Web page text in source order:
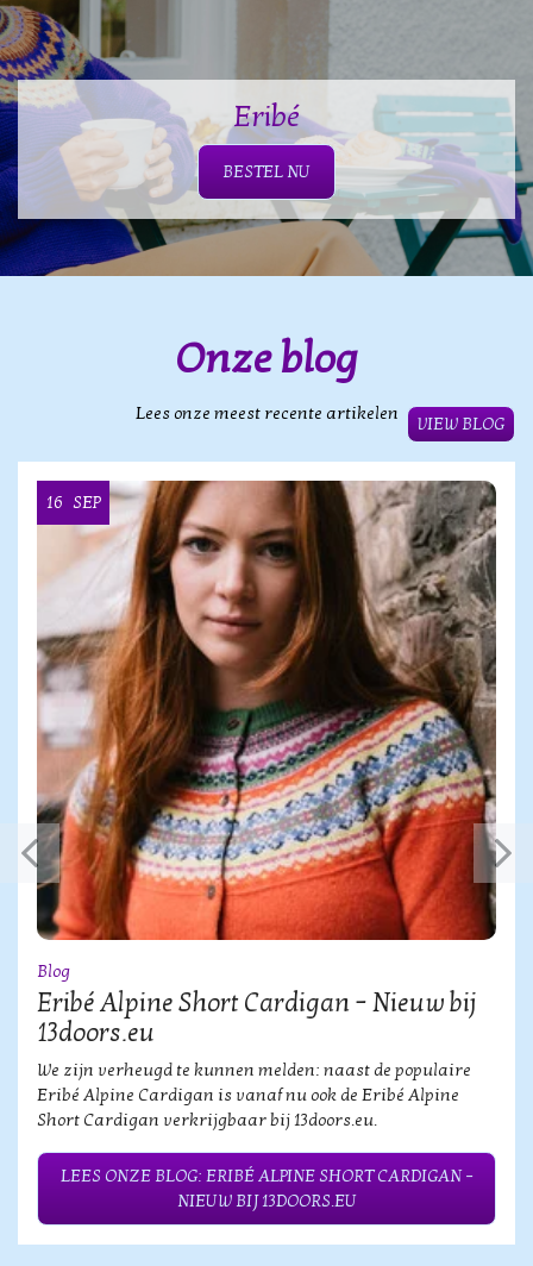
Eribé
BESTEL NU
Onze blog
Lees onze meest recente artikelen
VIEW BLOG
16 SEP
Blog
Eribé Alpine Short Cardigan – Nieuw bij
13doors.eu
We zijn verheugd te kunnen melden: naast de populaire
Eribé Alpine Cardigan is vanaf nu ook de Eribé Alpine
Short Cardigan verkrijgbaar bij 13doors.eu.
LEES ONZE BLOG: ERIBÉ ALPINE SHORT CARDIGAN –
NIEUW BIJ 13DOORS.EU